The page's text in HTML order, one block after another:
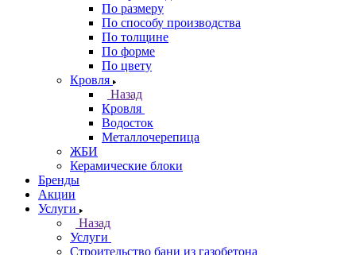
По размеру
По способу производства
По толщине
По форме
По цвету
Кровля
Назад
Кровля
Водосток
Металлочерепица
ЖБИ
Керамические блоки
Бренды
Акции
Услуги
Назад
Услуги
Строительство бани из газобетона